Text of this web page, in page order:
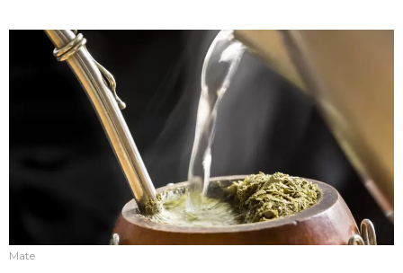
Mate